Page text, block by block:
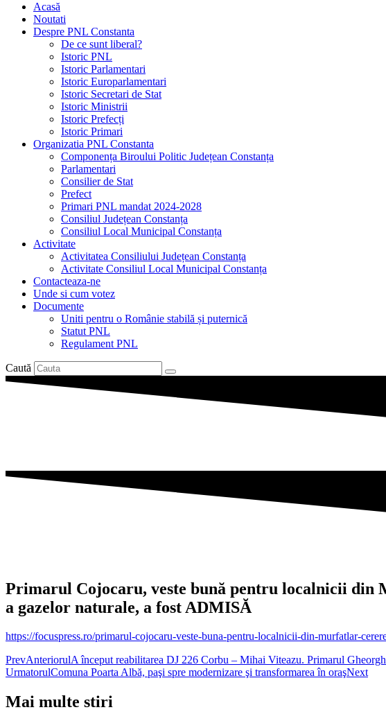
Acasă
Noutati
Despre PNL Constanta
De ce sunt liberal?
Istoric PNL
Istoric Parlamentari
Istoric Europarlamentari
Istoric Secretari de Stat
Istoric Ministrii
Istoric Prefecți
Istoric Primari
Organizatia PNL Constanta
Componența Biroului Politic Județean Constanța
Parlamentari
Consilier de Stat
Prefect
Primari PNL mandat 2024-2028
Consiliul Județean Constanța
Consiliul Local Municipal Constanța
Activitate
Activitatea Consiliului Județean Constanța
Activitate Consiliul Local Municipal Constanța
Contacteaza-ne
Unde si cum votez
Documente
Uniti pentru o Românie stabilă și puternică
Statut PNL
Regulament PNL
Caută
Primarul Cojocaru, veste bună pentru localnicii
a gazelor naturale, a fost ADMISĂ
https://focuspress.ro/primarul-cojocaru-veste-buna-pentru-localnicii-din-murfatlar-
PrevAnteriorulA început reabilitarea DJ 226 Corbu – Mihai Viteazu. Primarul
UrmatorulComuna Poarta Albă, paşi spre modernizare şi transformarea în oraşNext
Mai multe stiri